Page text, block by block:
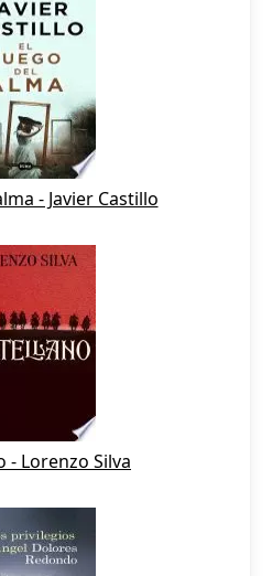
- Javier Castillo
- Lorenzo Silva